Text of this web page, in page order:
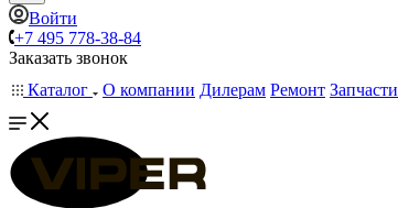
Войти
+7 495 778-38-84
Заказать звонок
Каталог
О компании Дилерам Ремонт Запчасти